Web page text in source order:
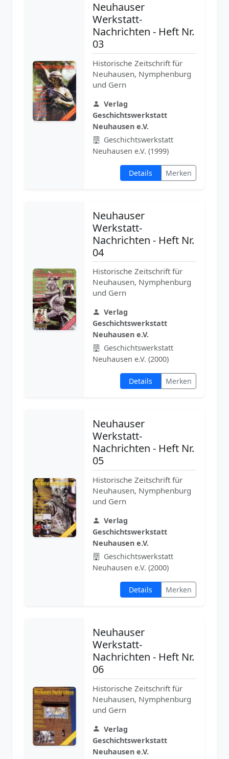
Neuhauser
Werkstatt-
Nachrichten - Heft Nr.
03
Historische Zeitschrift für
Neuhausen, Nymphenburg
und Gern
Verlag
Geschichtswerkstatt
Neuhausen e.V.
Geschichtswerkstatt
Neuhausen e.V. (1999)
Details Merken
Neuhauser
Werkstatt-
Nachrichten - Heft Nr.
04
Historische Zeitschrift für
Neuhausen, Nymphenburg
und Gern
Verlag
Geschichtswerkstatt
Neuhausen e.V.
Geschichtswerkstatt
Neuhausen e.V. (2000)
Details Merken
Neuhauser
Werkstatt-
Nachrichten - Heft Nr.
05
Historische Zeitschrift für
Neuhausen, Nymphenburg
und Gern
Verlag
Geschichtswerkstatt
Neuhausen e.V.
Geschichtswerkstatt
Neuhausen e.V. (2000)
Details Merken
Neuhauser
Werkstatt-
Nachrichten - Heft Nr.
06
Historische Zeitschrift für
Neuhausen, Nymphenburg
und Gern
Verlag
Geschichtswerkstatt
Neuhausen e.V.